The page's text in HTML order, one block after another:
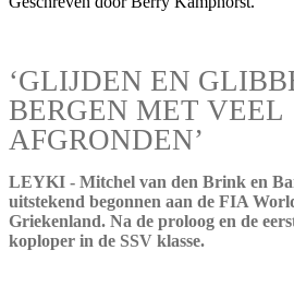
‘GLIJDEN EN
BERGEN MET VEEL
AFGRONDEN’
LEYKI - Mitchel van den Brink en
uitstekend begonnen aan de FIA
Griekenland. Na de proloog en de
koploper in de SSV klasse.